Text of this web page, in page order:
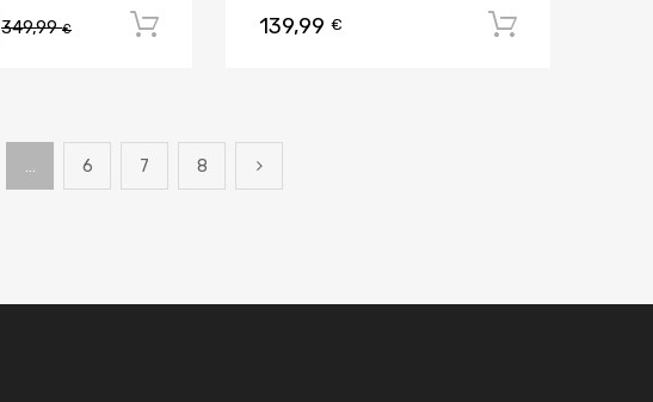
349,99€ Aggiungi al carrello
139,99 €
… 6 7 8